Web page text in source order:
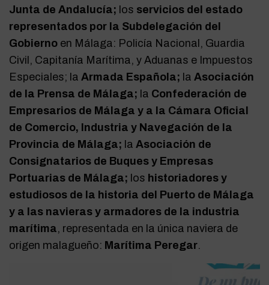
Junta de Andalucía; los servicios del estado
representados por la Subdelegación del
Gobierno en Málaga: Policía Nacional, Guardia
Civil, Capitanía Marítima, y Aduanas e Impuestos
Especiales; laArmada Española; laAsociación
de la Prensa de Málaga; la Confederación de
Empresarios de Málaga y a la Cámara Oficial
de Comercio, Industria y Navegación de la
Provincia de Málaga; laAsociación de
Consignatarios de Buques y Empresas
Portuarias de Málaga; los historiadores y
estudiosos de la historia del Puerto de Málaga
y a las navieras y armadores de la industria
marítima, representada en la única naviera de
origen malagueño: Marítima Peregar.